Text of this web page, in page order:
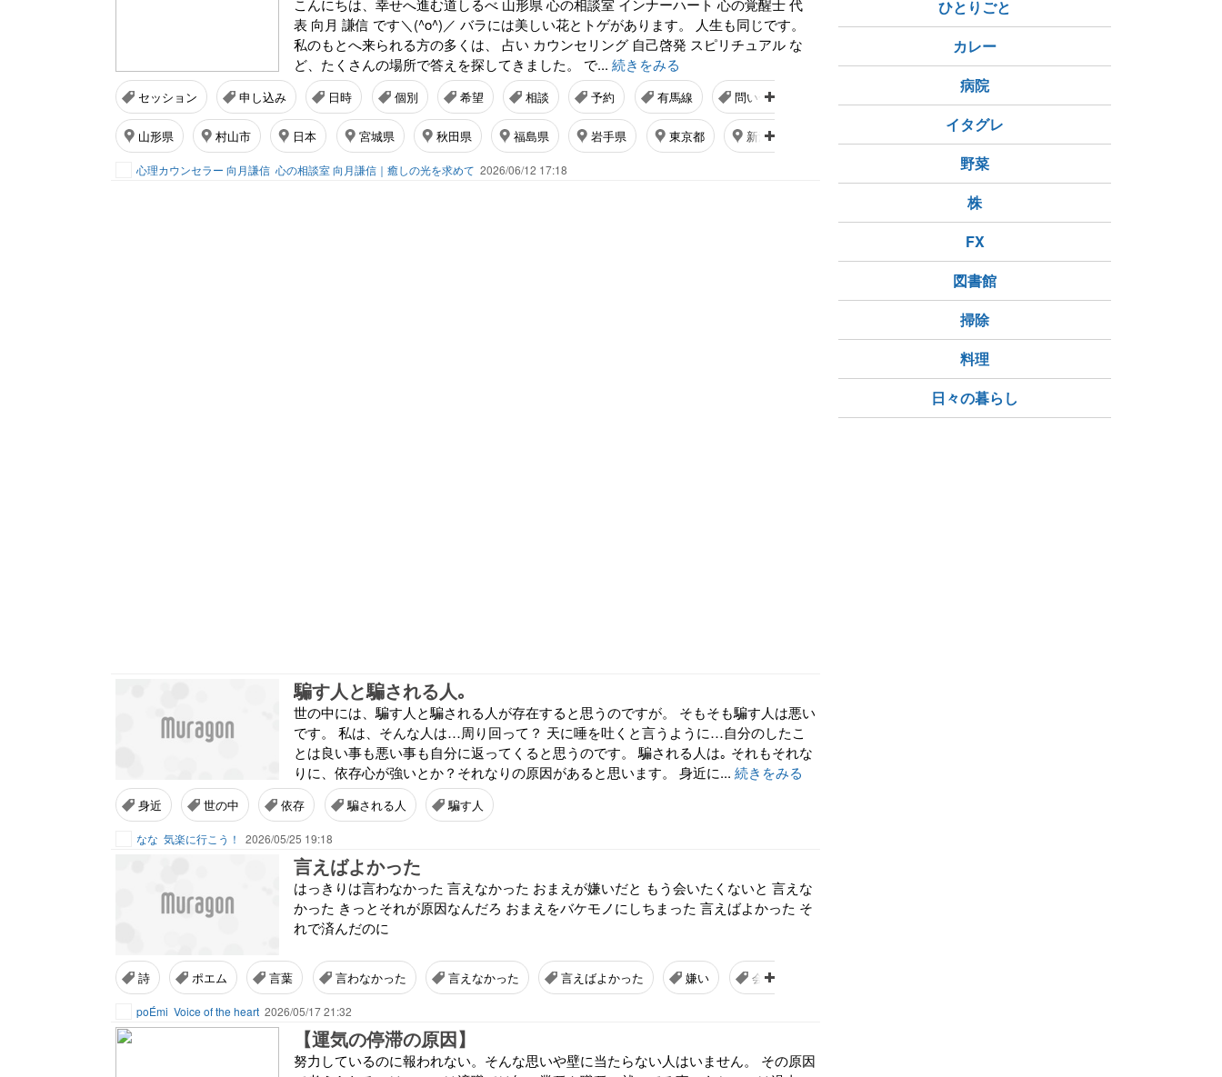
こんにちは、幸せへ進む道しるべ 山形県 心の相談室 インナーハート 心の覚醒士 代
表 向月 謙信 です＼(^o^)／ バラには美しい花とトゲがあります。 人生も同じです。
私のもとへ来られる方の多くは、 占い カウンセリング 自己啓発 スピリチュアル な
ど、たくさんの場所で答えを探してきました。 で... 続きをみる
セッション 申し込み 日時 個別 希望 相談 予約 有馬線 問い合わせ
山形県 村山市 日本 宮城県 秋田県 福島県 岩手県 東京都 新潟県
心理カウンセラー 向月謙信 心の相談室 向月謙信｜癒しの光を求めて 2026/06/12 17:18
騙す人と騙される人｡
世の中には、騙す人と騙される人が存在すると思うのですが。 そもそも騙す人は悪い
です。 私は、そんな人は…周り回って？ 天に唾を吐くと言うように…自分のしたこ
とは良い事も悪い事も自分に返ってくると思うのです。 騙される人は｡ それもそれな
りに、依存心が強いとか？それなりの原因があると思います。 身近に... 続きをみる
身近 世の中 依存 騙される人 騙す人
なな 気楽に行こう！ 2026/05/25 19:18
言えばよかった
はっきりは言わなかった 言えなかった おまえが嫌いだと もう会いたくないと 言えな
かった きっとそれが原因なんだろ おまえをバケモノにしちまった 言えばよかった そ
れで済んだのに
詩 ポエム 言葉 言わなかった 言えなかった 言えばよかった 嫌い 会いたくない
poÉmi Voice of the heart 2026/05/17 21:32
【運気の停滞の原因】
努力しているのに報われない。そんな思いや壁に当たらない人はいません。 その原因
ひとりごと
カレー
病院
イタグレ
野菜
株
FX
図書館
掃除
料理
日々の暮らし